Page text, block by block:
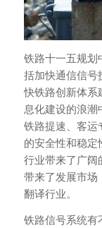
铁路十一五规划
括加快通信信号
快铁路创新体系
息化建设的浪潮
铁路提速、客运
的安全性和稳
行业带来了广阔
带来了发展市场
翻译行业。
铁路信号系统有